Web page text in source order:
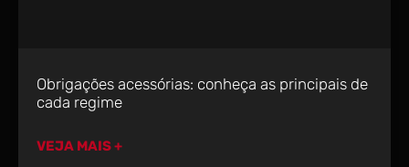
Obrigações acessórias: conheça as principais de
cada regime
VEJA MAIS +